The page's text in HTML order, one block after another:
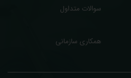
سوالات متداول
همکاری سازمانی